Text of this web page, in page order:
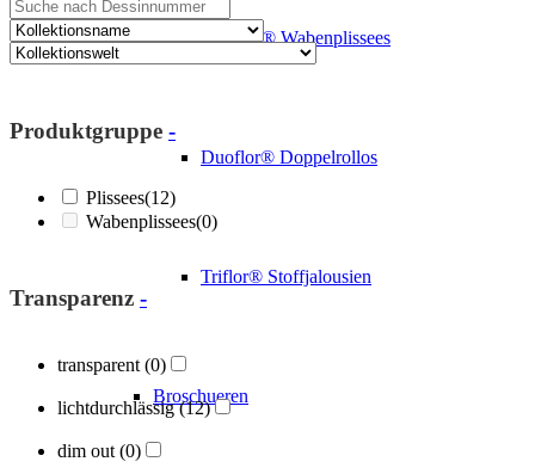
Cosiflor® Wabenplissees
Duoflor® Doppelrollos
Triflor® Stoffjalousien
Broschueren
Produktgruppe -
Plissees(12)
Wabenplissees(0)
Transparenz -
transparent (0)
lichtdurchlässig(12)
dim out (0)